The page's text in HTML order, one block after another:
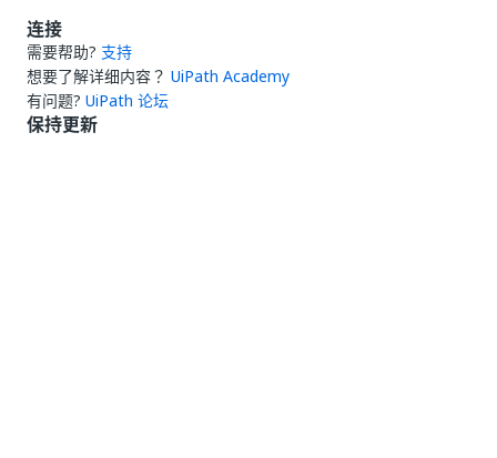
连接
需要帮助? 支持
想要了解详细内容？ UiPath Academy
有问题? UiPath 论坛
保持更新